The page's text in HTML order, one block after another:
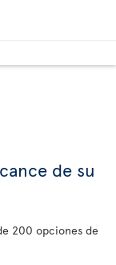
de su
200 opciones de